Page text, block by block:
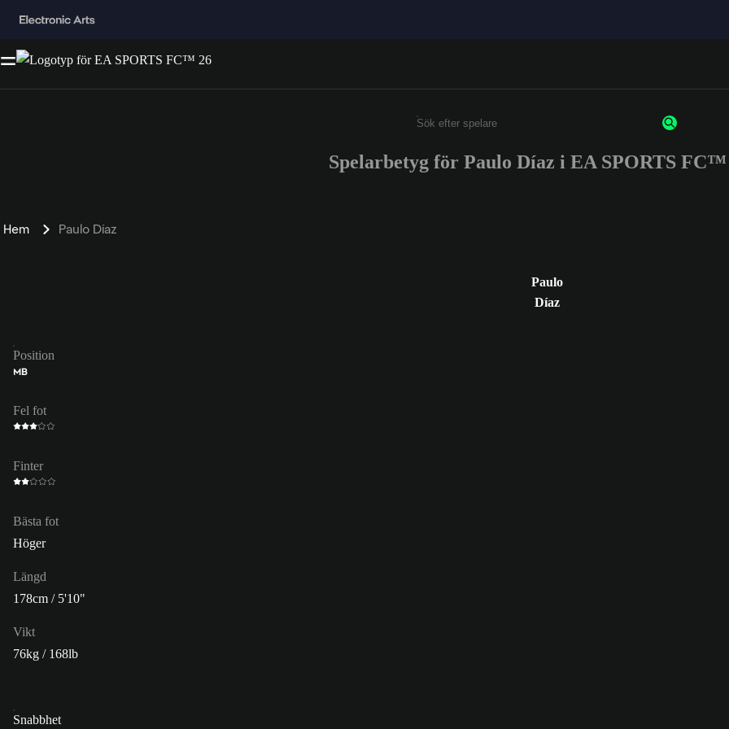
Ange minst 3 tecken eller siffror
Spelarbetyg för Paulo Díaz i EA SPORTS FC™
Hem Paulo Díaz
Paulo
Díaz
Position
MB
Fel fot
Finter
Bästa fot
Höger
Längd
178cm / 5'10"
Vikt
76kg / 168lb
Snabbhet